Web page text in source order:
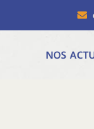
NOS